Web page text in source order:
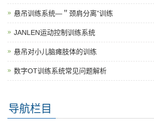
悬吊训练系统—＂颈肩分离”训练
JANLEN运动控制训练系统
悬吊对小儿脑瘫肢体的训练
数字OT训练系统常见问题解析
导航栏目